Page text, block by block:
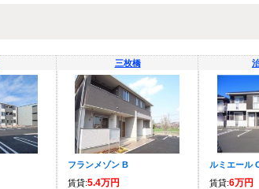
三枚橋
フランメゾン B
賃貸:5.4万円
ルミエール
賃貸:6万円